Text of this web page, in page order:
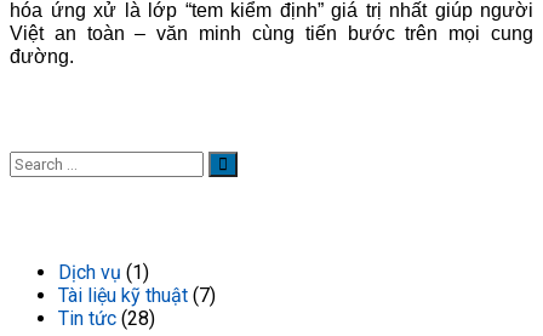
hóa ứng xử là lớp “tem kiểm định” giá trị nhất giúp người
Việt an toàn – văn minh cùng tiến bước trên mọi cung
đường.
Dịch vụ (1)
Tài liệu kỹ thuật (7)
Tin tức (28)